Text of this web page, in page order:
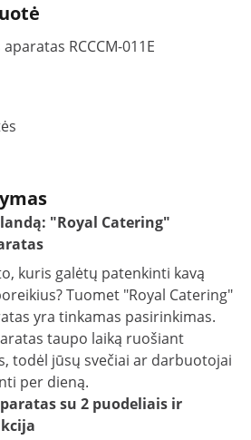
RCCCM-011E
"Royal Catering"
kuris galėtų patenkinti kavą
Tuomet "Royal Catering"
yra tinkamas pasirinkimas.
taupo laiką ruošiant
todėl jūsų svečiai ar darbuotojai
per dieną.
su 2 puodeliais ir